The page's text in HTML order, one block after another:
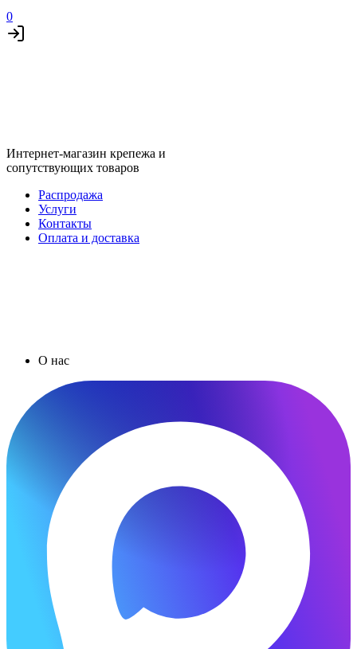
0
Интернет-магазин крепежа и
сопутствующих товаров
Распродажа
Услуги
Контакты
Оплата и доставка
О нас